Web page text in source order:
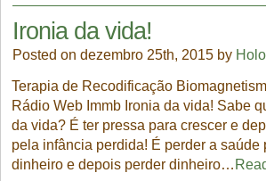
Ironia da vida!
Posted on dezembro 25th, 2015 by
Terapia de Recodificação
Rádio Web Immb Ironia da vida! Sabe
da vida? É ter pressa para crescer e
pela infância perdida! É perder a saúde
dinheiro e depois perder dinheiro…